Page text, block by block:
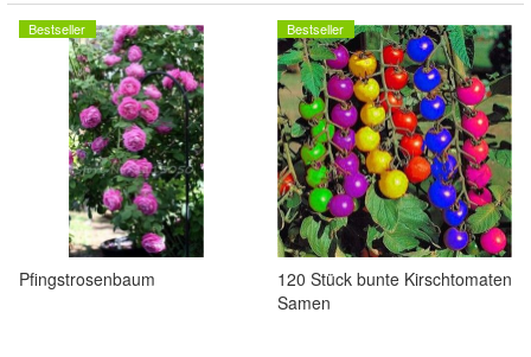
Bestseller
Pfingstrosenbaum
Bestseller
120 Stück bunte Kirschtomaten
Samen